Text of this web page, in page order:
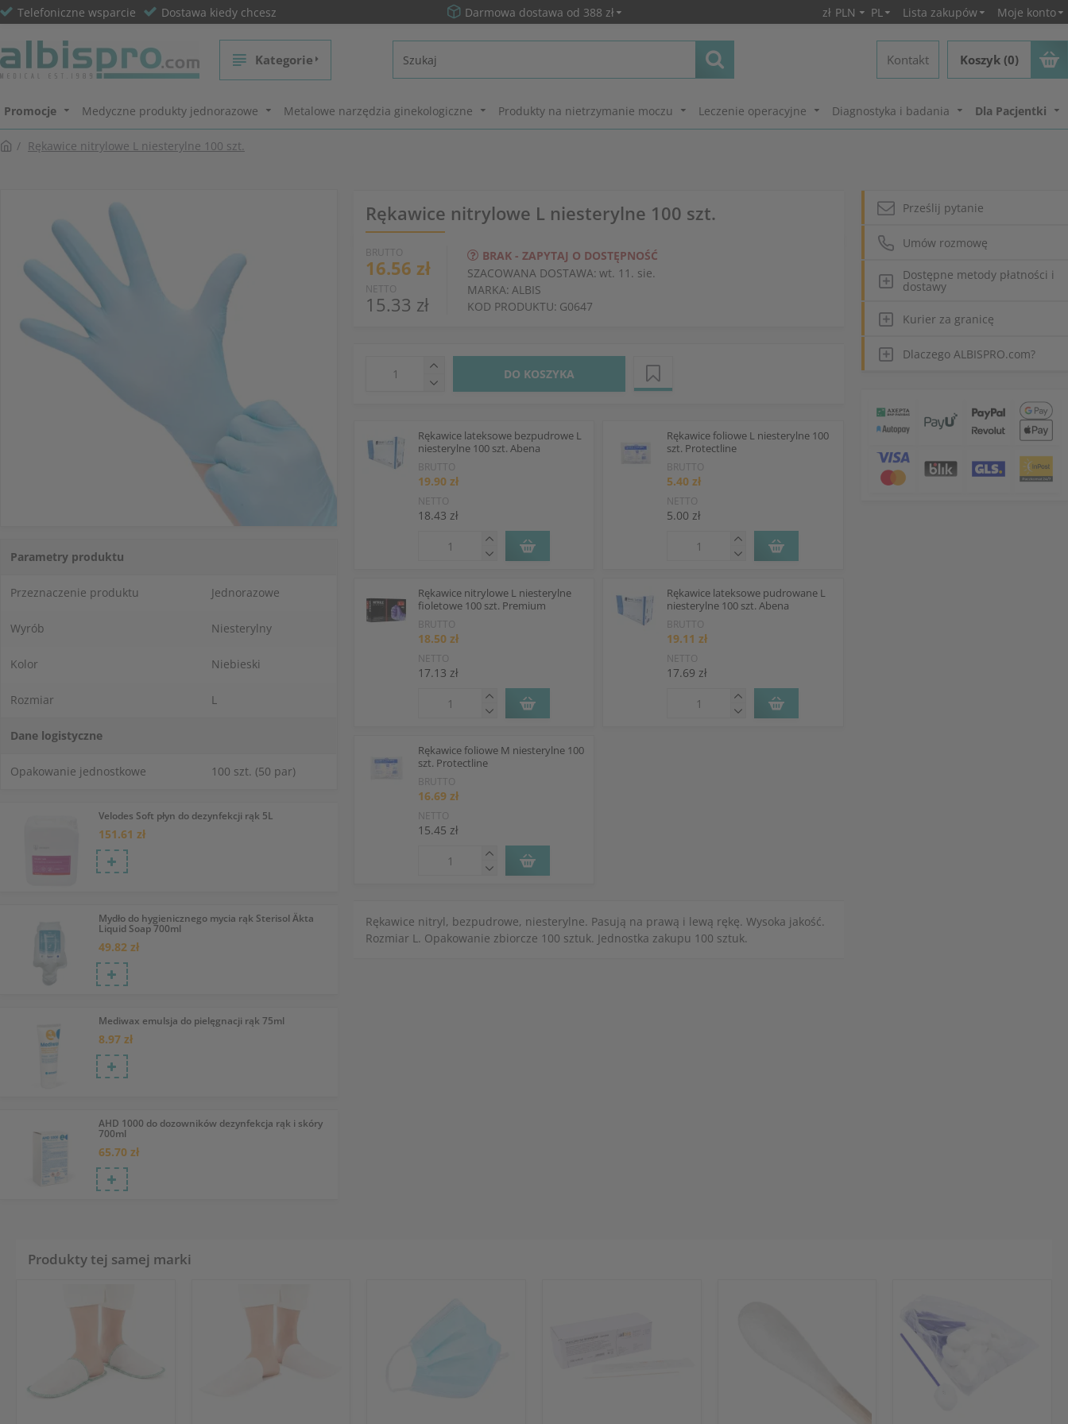
Telefoniczne wsparcie Dostawa kiedy chcesz Darmowa dostawa od 388 zł zł PLN PL Lista zakupów Moje konto
Kategorie Kontakt Koszyk (0)
Promocje Medyczne produkty jednorazowe Metalowe narzędzia ginekologiczne Produkty na nietrzymanie moczu Leczenie operacyjne Diagnostyka i badania Dla Pacjentki
Rękawice nitrylowe L niesterylne 100 szt.
Velodes Soft płyn do dezynfekcji rąk 5L
151.61 zł
Mydło do hygienicznego mycia rąk Sterisol Äkta
Liquid Soap 700ml
49.82 zł
Mediwax emulsja do pielęgnacji rąk 75ml
8.97 zł
AHD 1000 do dozowników dezynfekcja rąk i skóry
700ml
65.70 zł
Parametry produktu
Przeznaczenie produktu Jednorazowe
Wyrób Niesterylny
Kolor Niebieski
Rozmiar L
Dane logistyczne
Opakowanie jednostkowe 100 szt. (50 par)
Rękawice nitrylowe L niesterylne 100 szt.
BRUTTO
16.56 zł
NETTO
15.33 zł
BRAK - ZAPYTAJ O DOSTĘPNOŚĆ
SZACOWANA DOSTAWA: wt. 11. sie.
MARKA: ALBIS
KOD PRODUKTU: G0647
DO KOSZYKA
Rękawice lateksowe bezpudrowe L
niesterylne 100 szt. Abena
BRUTTO
19.90 zł
NETTO
18.43 zł
Rękawice foliowe L niesterylne 100
szt. Protectline
BRUTTO
5.40 zł
NETTO
5.00 zł
Rękawice nitrylowe L niesterylne
fioletowe 100 szt. Premium
BRUTTO
18.50 zł
NETTO
17.13 zł
Rękawice lateksowe pudrowane L
niesterylne 100 szt. Abena
BRUTTO
19.11 zł
NETTO
17.69 zł
Rękawice foliowe M niesterylne 100
szt. Protectline
BRUTTO
16.69 zł
NETTO
15.45 zł
Rękawice nitryl, bezpudrowe, niesterylne. Pasują na prawą i lewą rękę. Wysoka jakość.
Rozmiar L. Opakowanie zbiorcze 100 sztuk. Jednostka zakupu 100 sztuk.
Prześlij pytanie
Umów rozmowę
Dostępne metody płatności i
dostawy
Kurier za granicę
Dlaczego ALBISPRO.com?
Produkty tej samej marki